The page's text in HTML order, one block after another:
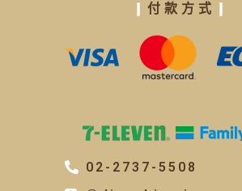
付款方式
02-2737-5508